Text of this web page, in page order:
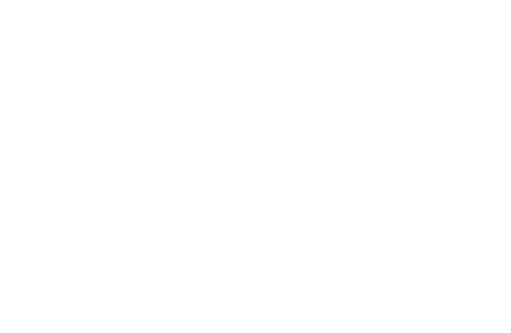
(kínai, olasz, mexikói) a főétteremben, napközben snack-